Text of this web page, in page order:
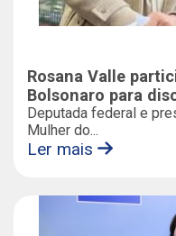
Rosana Valle
Bolsonaro para
Deputada federal e
Mulher do...
Ler mais